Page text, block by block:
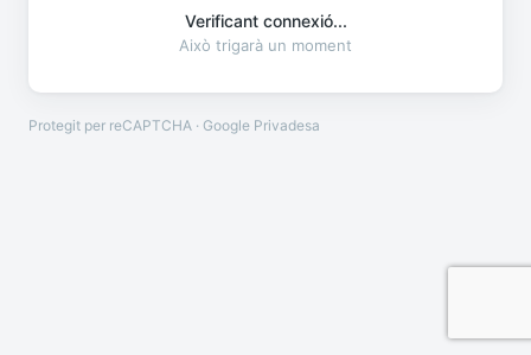
Verificant connexió...
Això trigarà un moment
Protegit per reCAPTCHA · Google Privadesa